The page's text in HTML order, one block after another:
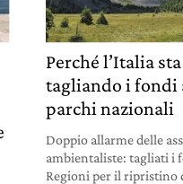
Perché l’Italia sta
tagliando i fondi
parchi nazionali
Doppio allarme delle
ambientaliste: tagliati i
Regioni per il ripristino